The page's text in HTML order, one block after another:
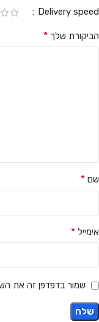
Delivery speed
הביקורת שלך *
שם *
אימייל *
שמור בדפדפן זה את